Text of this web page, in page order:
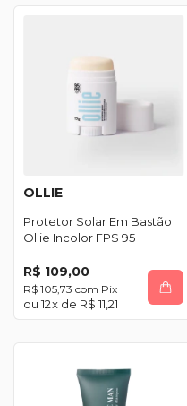
OLLIE
Protetor Solar Em Bastão
Ollie Incolor FPS 95
R$ 109,00
R$ 105,73 com Pix
12x de R$ 11,21